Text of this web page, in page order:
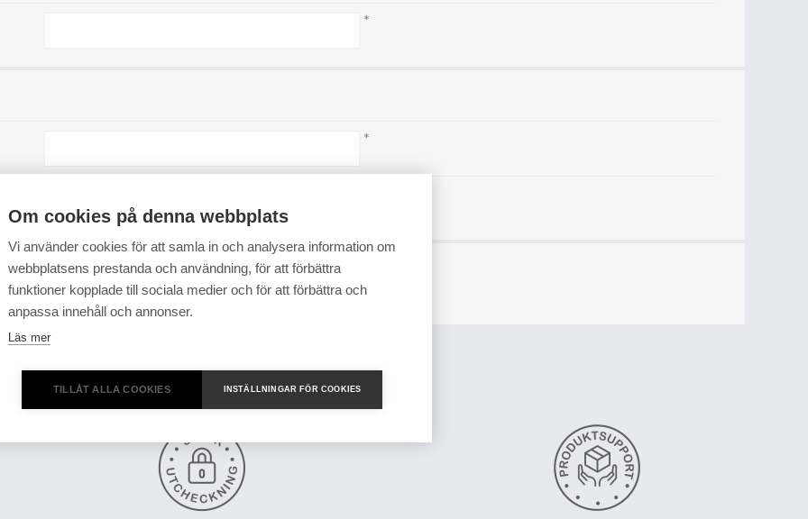
*
*
Om cookies på denna webbplats
Vi använder cookies för att samla in och analysera information om
webbplatsens prestanda och användning, för att förbättra
funktioner kopplade till sociala medier och för att förbättra och
anpassa innehåll och annonser.
Läs mer
TILLÅT ALLA COOKIES INSTÄLLNINGAR FÖR COOKIES